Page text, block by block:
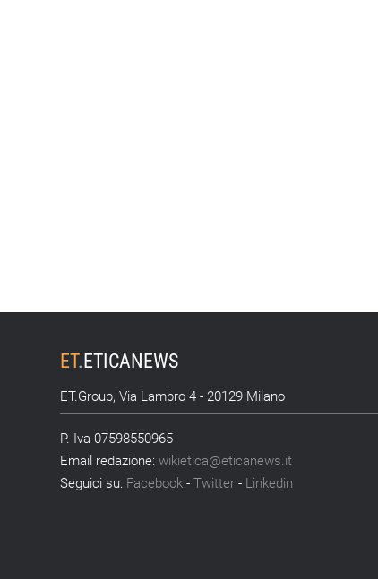
ET.ETICANEWS
ET.Group, Via Lambro 4 - 20129 Milano
P. Iva 07598550965
Email redazione:wikietica@eticanews.it
Seguici su: Facebook -Twitter - Linkedin